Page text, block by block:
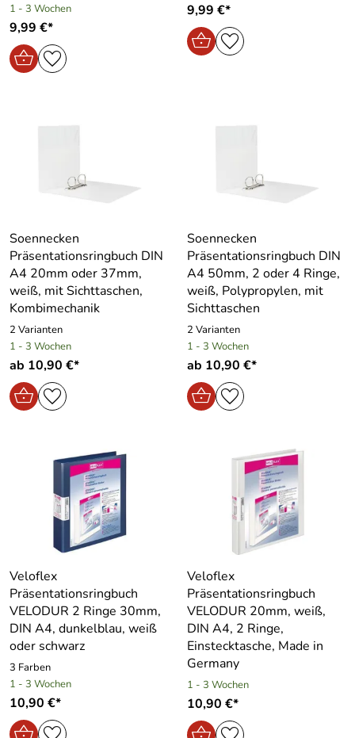
1 - 3 Wochen
9,99 €*
9,99 €*
Soennecken
Präsentationsringbuch DIN
A4 20mm oder 37mm,
weiß, mit Sichttaschen,
Kombimechanik
2 Varianten
1 - 3 Wochen
ab 10,90 €*
Soennecken
Präsentationsringbuch DIN
A4 50mm, 2 oder 4 Ringe,
weiß, Polypropylen, mit
Sichttaschen
2 Varianten
1 - 3 Wochen
ab 10,90 €*
Veloflex
Präsentationsringbuch
VELODUR 2 Ringe 30mm,
DIN A4, dunkelblau, weiß
oder schwarz
3 Farben
1 - 3 Wochen
10,90 €*
Veloflex
Präsentationsringbuch
VELODUR 20mm, weiß,
DIN A4, 2 Ringe,
Einstecktasche, Made in
Germany
1 - 3 Wochen
10,90 €*